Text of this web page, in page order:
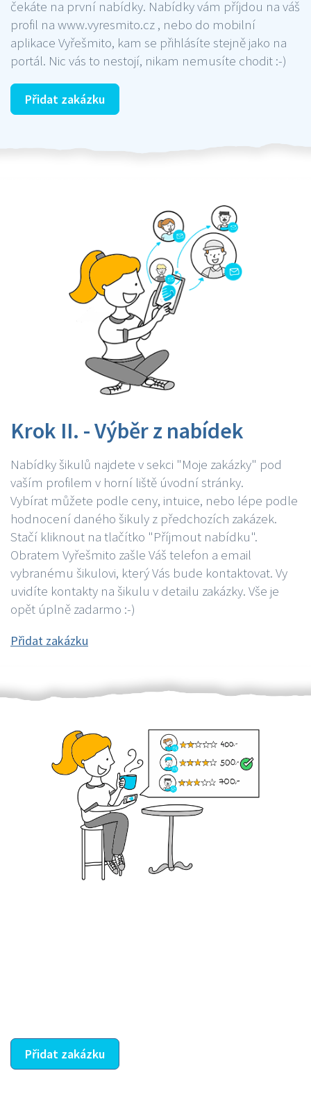
čekáte na první nabídky. Nabídky vám příjdou na váš
profil na www.vyresmito.cz , nebo do mobilní
aplikace Vyřešmito, kam se přihlásíte stejně jako na
portál. Nic vás to nestojí, nikam nemusíte chodit :-)
Přidat zakázku
Krok II. - Výběr z nabídek
Nabídky šikulů najdete v sekci "Moje zakázky" pod
vaším profilem v horní liště úvodní stránky.
Vybírat můžete podle ceny, intuice, nebo lépe podle
hodnocení daného šikuly z předchozích zakázek.
Stačí kliknout na tlačítko "Příjmout nabídku".
Obratem Vyřešmito zašle Váš telefon a email
vybranému šikulovi, který Vás bude kontaktovat. Vy
uvidíte kontakty na šikulu v detailu zakázky. Vše je
opět úplně zadarmo :-)
Přidat zakázku
Přidat zakázku